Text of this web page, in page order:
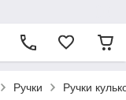
Ручки Ручки